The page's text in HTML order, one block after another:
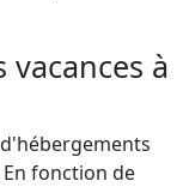
à
fonction de